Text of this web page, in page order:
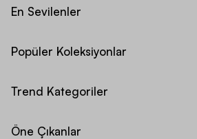
En Sevilenler
Popüler Koleksiyonlar
Trend Kategoriler
Öne Çıkanlar